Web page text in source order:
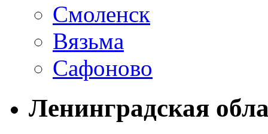
Смоленск
Вязьма
Сафоново
Ленинградская